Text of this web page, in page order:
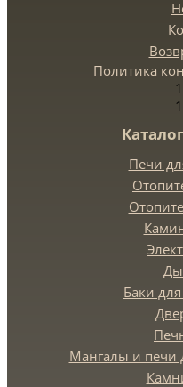
Политика
Печи
Баки
Мангалы и печи